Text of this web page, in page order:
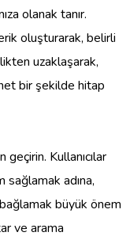
olanak tanır.
oluşturarak, belirli
uzaklaşarak,
net bir şekilde hitap
geçirin. Kullanıcılar
sağlamak adına,
bağlamak büyük önem
ve arama